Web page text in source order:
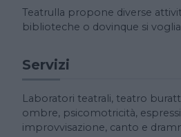
Teatrulla propone diverse
biblioteche o dovinque si
Servizi
Laboratori teatrali, teatro
ombre, psicomotricità,
improvvisazione, canto e